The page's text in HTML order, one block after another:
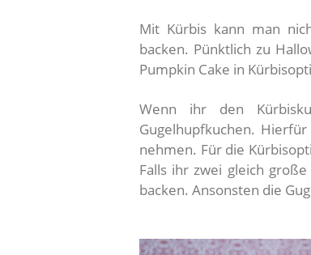
Mit Kürbis kann man
backen. Pünktlich zu
Pumpkin Cake in
Wenn ihr den
Gugelhupfkuchen.
nehmen. Für die
Falls ihr zwei gleich
backen. Ansonsten die